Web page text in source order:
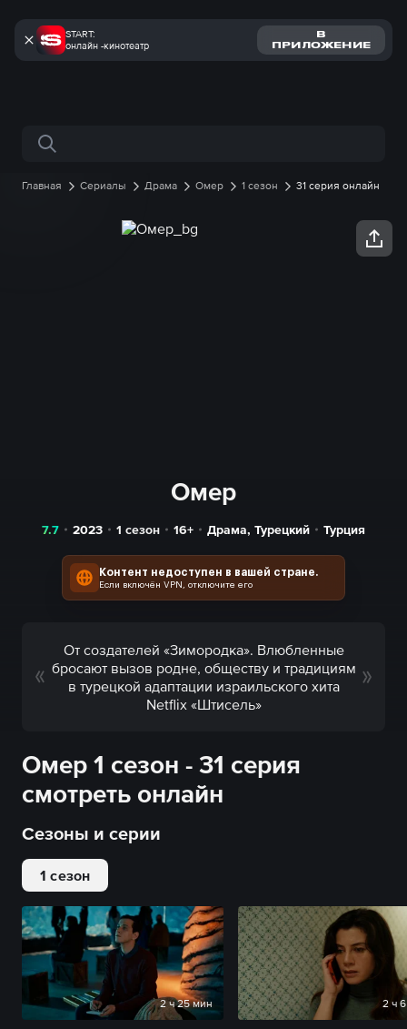
START:
онлайн -кинотеатр
В
ПРИЛОЖЕНИЕ
Поиск по сайту
Главная Сериалы Драма Омер 1 сезон 31 серия онлайн
Омер
7.7 2023 1 сезон 16+ Драма, Турецкий Турция
Контент недоступен в вашей стране.
Если включён VPN, отключите его
От создателей «Зимородка». Влюбленные
бросают вызов родне, обществу и традициям
в турецкой адаптации израильского хита
Netflix «Штисель»
Омер 1 сезон - 31 серия
смотреть онлайн
Сезоны и серии
1 сезон
2 ч 25 мин 2 ч